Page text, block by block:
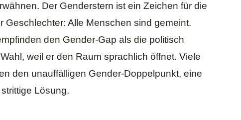
Der Genderstern ist ein Zeichen für die
Geschlechter: Alle Menschen sind gemeint.
den Gender-Gap als die politisch
weil er den Raum sprachlich öffnet. Viele
den unauffälligen Gender-Doppelpunkt, eine
Lösung.